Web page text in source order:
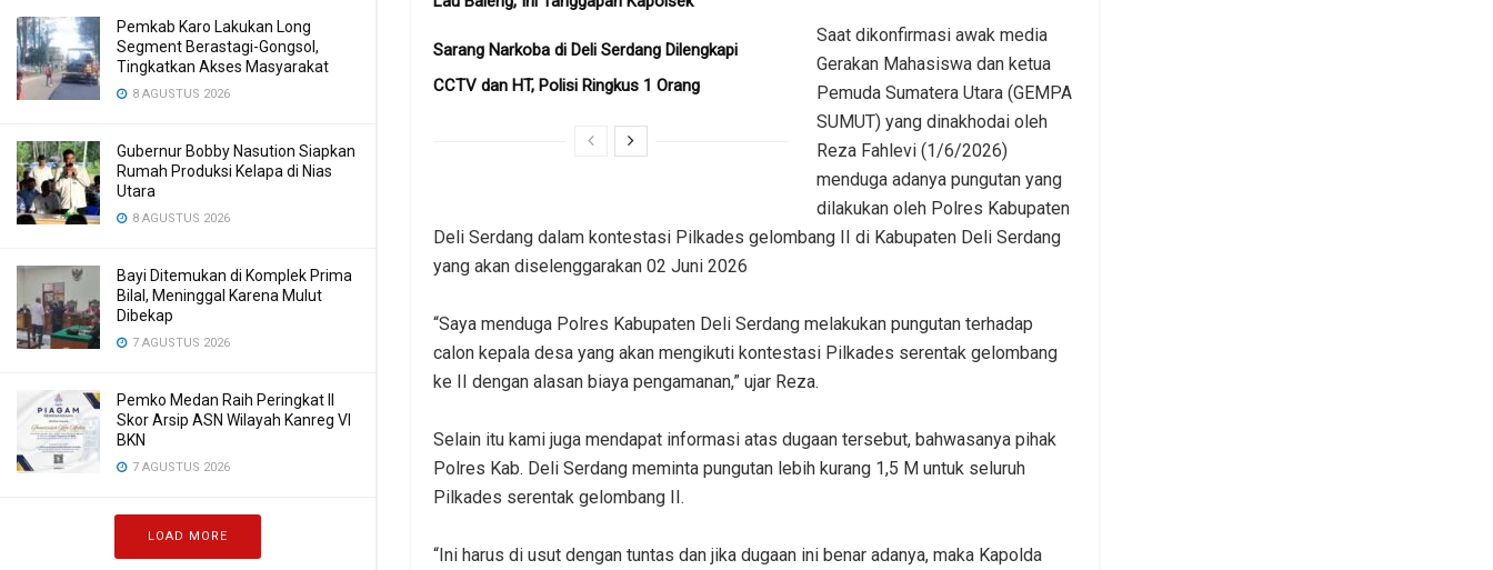
Pemkab Karo Lakukan Long
Segment Berastagi-Gongsol,
Tingkatkan Akses Masyarakat
8 AGUSTUS 2026
Gubernur Bobby Nasution Siapkan
Rumah Produksi Kelapa di Nias
Utara
8 AGUSTUS 2026
Bayi Ditemukan di Komplek Prima
Bilal, Meninggal Karena Mulut
Dibekap
7 AGUSTUS 2026
Pemko Medan Raih Peringkat II
Skor Arsip ASN Wilayah Kanreg VI
BKN
7 AGUSTUS 2026
LOAD MORE
Sarang Narkoba di Deli Serdang Dilengkapi
CCTV dan HT, Polisi Ringkus 1 Orang
Saat dikonfirmasi‎ awak media
Gerakan Mahasiswa dan ketua
Pemuda Sumatera Utara (GEMPA
SUMUT) yang dinakhodai oleh
Reza Fahlevi (1/6/2026)
menduga adanya pungutan yang
dilakukan oleh Polres Kabupaten
Deli Serdang dalam kontestasi Pilkades gelombang II di Kabupaten Deli Serdang
yang akan diselenggarakan 02 Juni 2026
“‎Saya menduga Polres Kabupaten Deli Serdang melakukan pungutan terhadap
calon kepala desa yang akan mengikuti kontestasi Pilkades serentak gelombang
ke II dengan alasan biaya pengamanan,” ujar Reza.
‎Selain itu kami juga mendapat informasi atas dugaan tersebut, bahwasanya pihak
Polres Kab. Deli Serdang meminta pungutan lebih kurang 1,5 M untuk seluruh
Pilkades serentak gelombang II.
“‎Ini harus di usut dengan tuntas dan jika dugaan ini benar adanya, maka Kapolda